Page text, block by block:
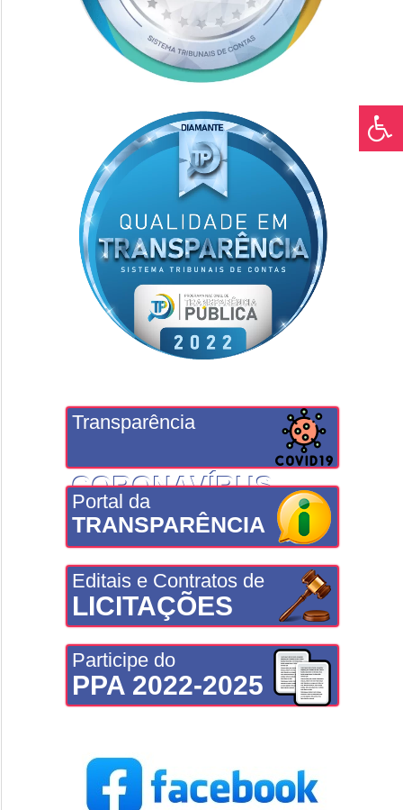
Transparência
CORONAVÍRUS
Portal da
TRANSPARÊNCIA
Editais e Contratos de
LICITAÇÕES
Participe do
PPA 2022-2025